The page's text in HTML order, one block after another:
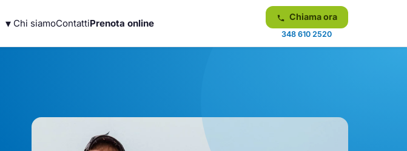
▾ Chi siamoContattiPrenota online
Chiama ora
348 610 2520